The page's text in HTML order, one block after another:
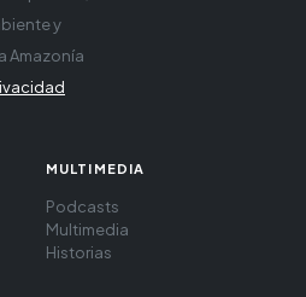
y
Amazonía
MULTIMEDIA
Podcasts
Multimedia
Historias